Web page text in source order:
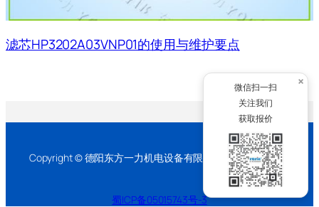
滤芯HP3202A03VNP01的使用与维护要点
Copyright © 德阳东方一力机电设备有限公司 2026 版权所有
蜀ICP备05015743号-3
×
微信扫一扫
关注我们
获取报价